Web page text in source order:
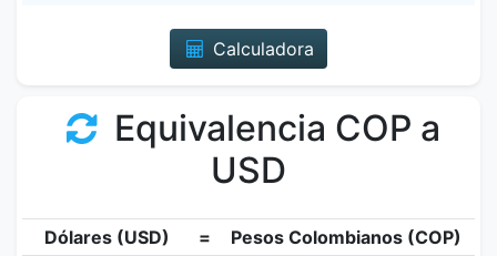
Calculadora
Equivalencia COP a
USD
Dólares (USD) =
Pesos Colombianos (COP)